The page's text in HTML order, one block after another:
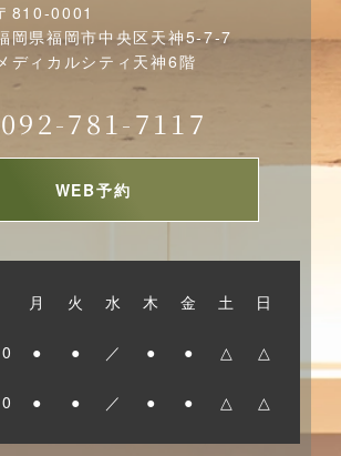
810-0001
岡県福岡市中央区天神5-7-7
ディカルシティ天神6階
092-781-7117
WEB予約
月 火 水 木 金 土 日
● ● ／ ● ● △ △
● ● ／ ● ● △ △